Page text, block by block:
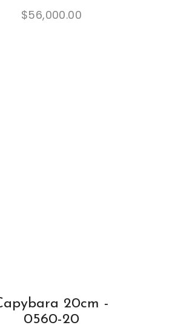
$56,000.00
20cm -
0560-20